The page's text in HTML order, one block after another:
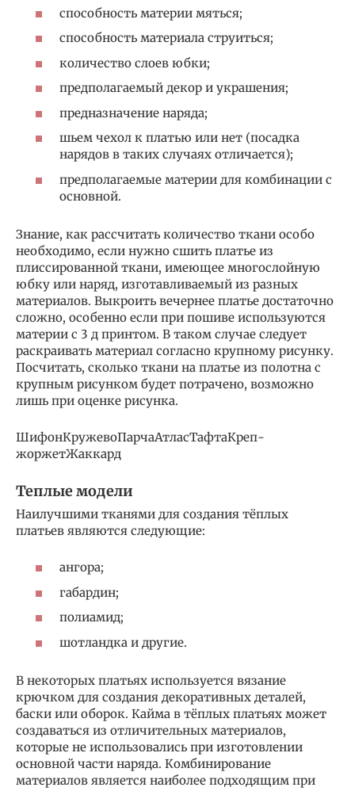
способность материи мяться;
способность материала струиться;
количество слоев юбки;
предполагаемый декор и украшения;
предназначение наряда;
шьем чехол к платью или нет (посадка
нарядов в таких случаях отличается);
предполагаемые материи для комбинации с
основной.
Знание, как рассчитать количество ткани особо
необходимо, если нужно сшить платье из
плиссированной ткани, имеющее многослойную
юбку или наряд, изготавливаемый из разных
материалов. Выкроить вечернее платье достаточно
сложно, особенно если при пошиве используются
материи с 3 д принтом. В таком случае следует
раскраивать материал согласно крупному рисунку.
Посчитать, сколько ткани на платье из полотна с
крупным рисунком будет потрачено, возможно
лишь при оценке рисунка.
ШифонКружевоПарчаАтласТафтаКреп-
жоржетЖаккард
Теплые модели
Наилучшими тканями для создания тёплых
платьев являются следующие:
ангора;
габардин;
полиамид;
шотландка и другие.
В некоторых платьях используется вязание
крючком для создания декоративных деталей,
баски или оборок. Кайма в тёплых платьях может
создаваться из отличительных материалов,
которые не использовались при изготовлении
основной части наряда. Комбинирование
материалов является наиболее подходящим при